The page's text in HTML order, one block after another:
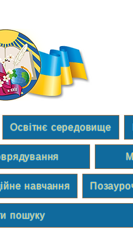
Освітнє середовище
навчання
пошуку